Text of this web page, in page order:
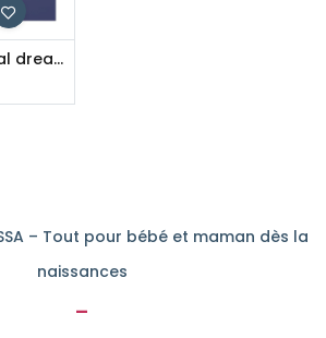
Projecteur musical dreamcube magical Miniland
– Tout pour bébé et maman dès la
naissances
-